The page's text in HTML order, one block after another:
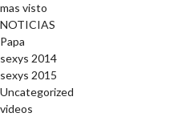
mas visto
NOTICIAS
Papa
sexys 2014
sexys 2015
Uncategorized
videos